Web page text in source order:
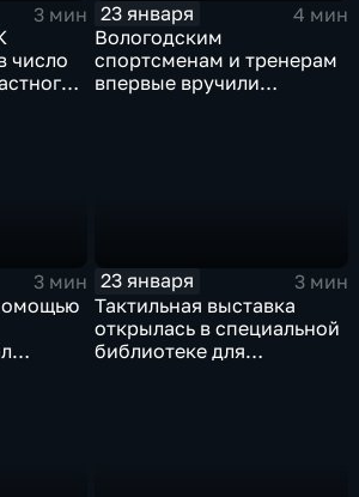
3 мин
число
23 января
4 мин
Вологодским
спортсменам и тренерам
впервые вручили
3 мин
23 января
3 мин
Тактильная выставка
открылась в специальной
библиотеке для